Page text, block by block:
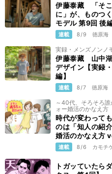
伊藤泰藏 「そこ
に」が、ものつ
モデル 第9回 後編
連載 8/9 徳原海
実録・メンズノン
伊藤泰藏 山中湖
デザイン【実録
編】
連載 8/7 徳原海
～40代、そろそろ
ォー婚活のかなえ方
時代が変わって
のは「知人の紹
婚活のかなえ方
連載 8/6 カモチ
トガッていたら